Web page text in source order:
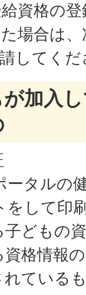
資格の
場合は
してく
加入
タルの
をして印
どもの
格情報
れている